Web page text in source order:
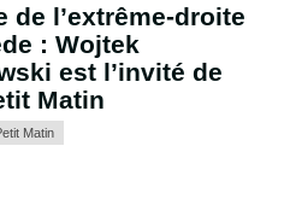
de l’extrême-droite
: Wojtek
est l’invité de
Matin
Matin